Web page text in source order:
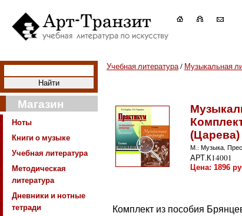
Магазин
Ноты
Книги о музыке
Учебная литература
Методическая
литература
Дневники и нотные
тетради
Учебная литература/ Музыкальная
(Царева)
М.: Музыка,
АРТ.К14001
Цена: 1896
Комплект из пособия